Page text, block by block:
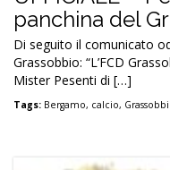
panchina del
Di seguito il comunicato
Grassobbio: “L’FCD
Mister Pesenti di […]
Tags: Bergamo, calcio,